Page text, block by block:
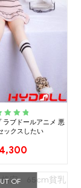
5.00 out
of 5
ブドールアニメ 悪
ックスしたい
OF